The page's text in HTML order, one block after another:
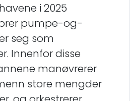
i 2025
pumpe-og-
seg som
Innenfor disse
manøvrerer
store mengder